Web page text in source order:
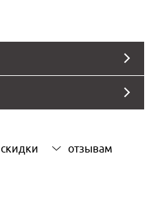
скидки отзывам